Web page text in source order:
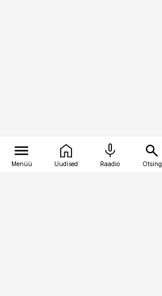
Menüü Uudised Raadio Otsing